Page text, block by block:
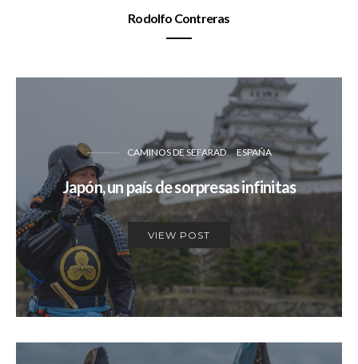
Rodolfo Contreras
CAMINOS DE SEFARAD ESPAÑA
Japón, un país de sorpresas infinitas
VIEW POST